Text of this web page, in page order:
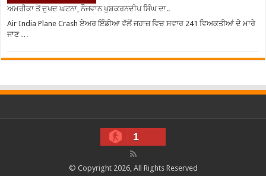
ਅਮਰੀਕਾ ਤੋਂ ਦੁਖਦ ਘਟਨਾ, ਨੌਜਵਾਨ ਖੁਸ਼ਕਰਨਦੀਪ ਸਿੰਘ ਦਾ..
Air India Plane Crash ਏਅਰ ਇੰਡੀਆ ਵੱਲੋਂ ਜਹਾਜ਼ ਵਿਚ ਸਵਾਰ 241 ਵਿਅਕਤੀਆਂ ਦੇ ਮਾਰੇ
ਜਾਣ …
1
© Copyright 2026, All Rights Reserved